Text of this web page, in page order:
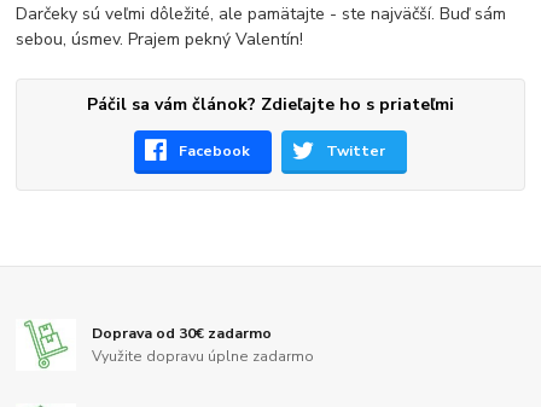
Darčeky sú veľmi dôležité, ale pamätajte - ste najväčší. Buď sám
sebou, úsmev. Prajem pekný Valentín!
Páčil sa vám článok? Zdieľajte ho s priateľmi
Facebook Twitter
Doprava od 30€ zadarmo
Využite dopravu úplne zadarmo